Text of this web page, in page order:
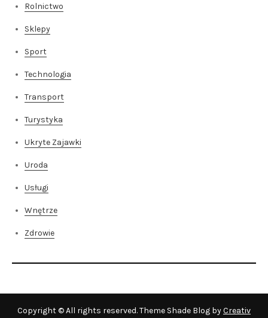
Rolnictwo
Sklepy
Sport
Technologia
Transport
Turystyka
Ukryte Zajawki
Uroda
Usługi
Wnętrze
Zdrowie
Copyright © All rights reserved. Theme Shade Blog byCreativ